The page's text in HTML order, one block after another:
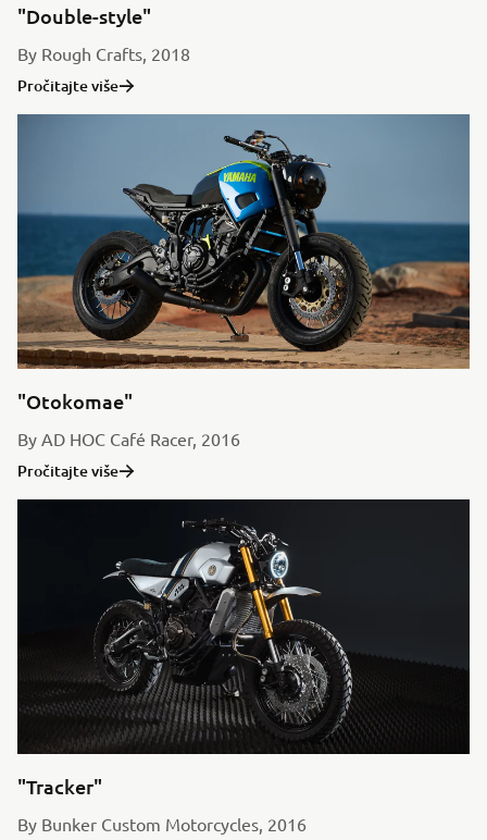
"Double-style"
By Rough Crafts, 2018
Pročitajte više
"Otokomae"
By AD HOC Café Racer, 2016
Pročitajte više
"Tracker"
By Bunker Custom Motorcycles, 2016